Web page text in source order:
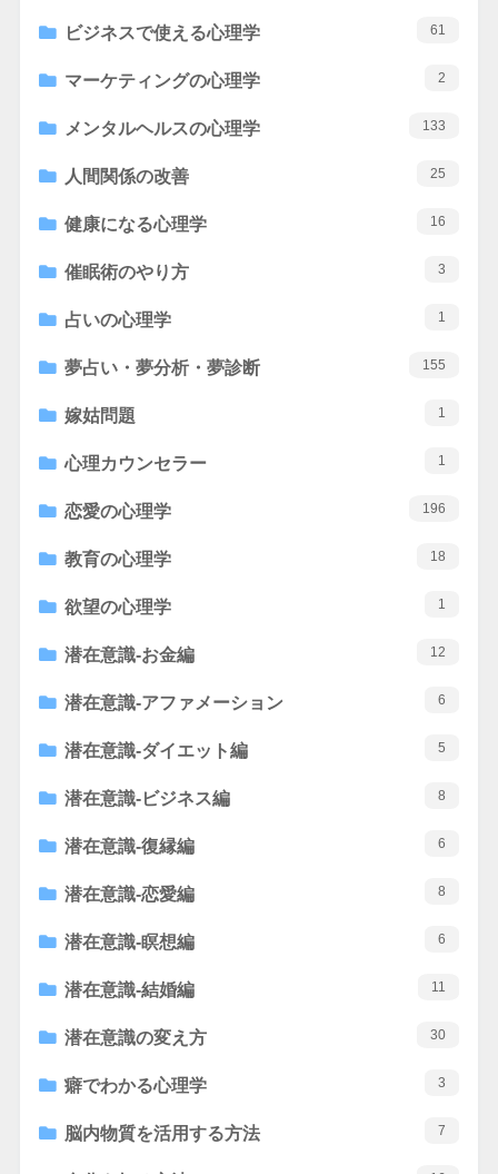
ビジネスで使える心理学 61
マーケティングの心理学 2
メンタルヘルスの心理学 133
人間関係の改善 25
健康になる心理学 16
催眠術のやり方 3
占いの心理学 1
夢占い・夢分析・夢診断 155
嫁姑問題 1
心理カウンセラー 1
恋愛の心理学 196
教育の心理学 18
欲望の心理学 1
潜在意識-お金編 12
潜在意識-アファメーション 6
潜在意識-ダイエット編 5
潜在意識-ビジネス編 8
潜在意識-復縁編 6
潜在意識-恋愛編 8
潜在意識-瞑想編 6
潜在意識-結婚編 11
潜在意識の変え方 30
癖でわかる心理学 3
脳内物質を活用する方法 7